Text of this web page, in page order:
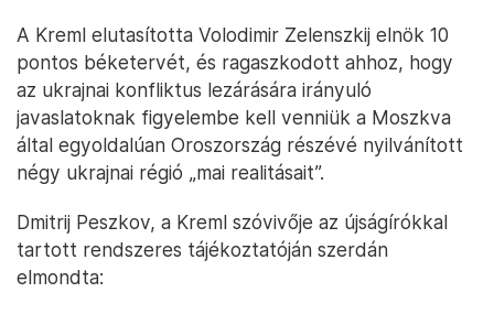
A Kreml elutasította Volodimir Zelenszkij elnök 10
pontos béketervét, és ragaszkodott ahhoz, hogy
az ukrajnai konfliktus lezárására irányuló
javaslatoknak figyelembe kell venniük a Moszkva
által egyoldalúan Oroszország részévé nyilvánított
négy ukrajnai régió „mai realitásait”.
Dmitrij Peszkov, a Kreml szóvivője az újságírókkal
tartott rendszeres tájékoztatóján szerdán
elmondta: